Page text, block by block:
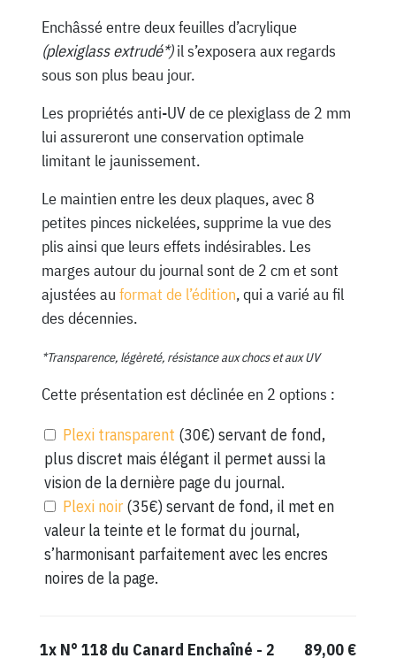
Enchâssé entre deux feuilles d’acrylique
(plexiglass extrudé*)il s’exposera aux regards
sous son plus beau jour.
Les propriétés anti-UV de ce plexiglass de 2 mm
lui assureront une conservation optimale
limitant le jaunissement.
Le maintien entre les deux plaques, avec 8
petites pinces nickelées, supprime la vue des
plis ainsi que leurs effets indésirables. Les
marges autour du journal sont de 2 cm et sont
ajustées au format de l’édition, qui a varié au fil
des décennies.
*Transparence, légèreté, résistance aux chocs et aux UV
Cette présentation est déclinée en 2 options :
Plexi transparent (30€) servant de fond,
plus discret mais élégant il permet aussi la
vision de la dernière page du journal.
Plexi noir (35€) servant de fond, il met en
valeur la teinte et le format du journal,
s’harmonisant parfaitement avec les encres
noires de la page.
1x N° 118 du Canard Enchaîné - 2
89,00 €